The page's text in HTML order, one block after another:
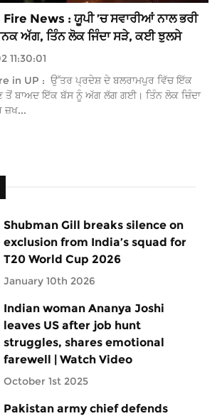
News : ਯੂਪੀ ’ਚ ਸਵਾਰੀਆਂ ਨਾਲ ਭਰੀ
ਅੱਗ, ਤਿੰਨ ਲੋਕ ਜਿੰਦਾ ਸੜੇ, ਕਈ ਝੁਲਸੇ
11:30:01
in UP : ਉੱਤਰ ਪ੍ਰਦੇਸ਼ ਦੇ ਬਲਰਾਮਪੁਰ ਵਿੱਚ ਇੱਕ
ਤੋਂ ਬਾਅਦ ਇੱਕ ਬੱਸ ਨੂੰ ਅੱਗ ਲੱਗ ਗਈ। ਤਿੰਨ ਲੋਕ ਜ਼ਿੰਦਾ
ਜ਼ਖ...
Shubman Gill breaks silence on
exclusion from India’s squad for
T20 World Cup 2026
January 10th 2026
Indian woman Ananya Joshi
leaves US after job hunt
struggles, shares emotional
farewell | Watch Video
October 1st 2025
Pakistan army chief defends